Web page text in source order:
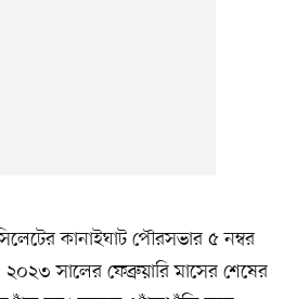
কানাইঘাট পৌরসভার ৫ নম্বর
২০২৩ সালের ফেব্রুয়ারি মাসের শেষের